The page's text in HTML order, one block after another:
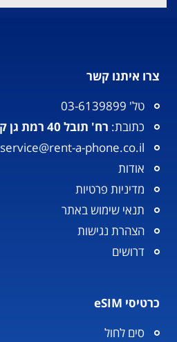
צרו איתנו קשר
טל' 03-6139899
כתובת: רח' תובל 40 רמת גן קומה 21
service@rent-a-phone.co.il
אודות
מדיניות פרטיות
תנאי שימוש באתר
הצהרת נגישות
דרושים
כרטיסי eSIM
סים לחול